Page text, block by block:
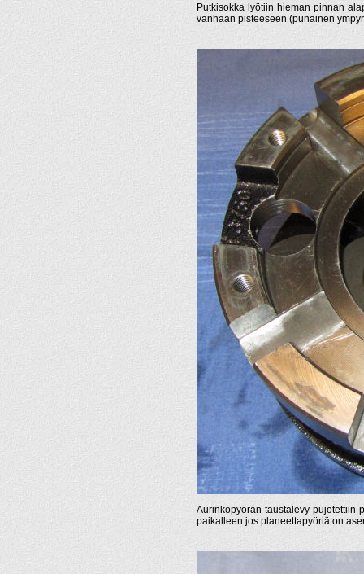
Putkisokka lyötiin hieman pinnan
vanhaan pisteeseen (punainen
Aurinkopyörän taustalevy pujotettiin
paikalleen jos planeettapyöriä on